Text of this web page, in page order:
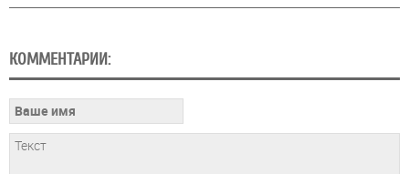
КОММЕНТАРИИ: